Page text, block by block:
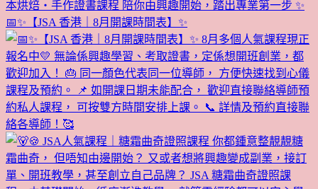
📅✨【JSA 香港｜8月開課時間表】✨